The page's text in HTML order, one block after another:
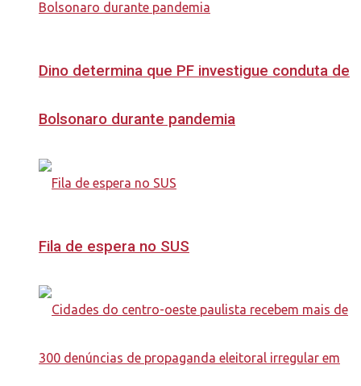
Dino determina que PF investigue conduta de
Bolsonaro durante pandemia
Fila de espera no SUS